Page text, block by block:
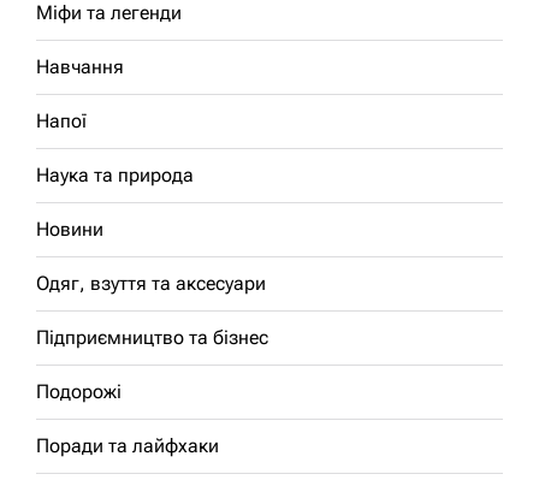
Міфи та легенди
Навчання
Напої
Наука та природа
Новини
Одяг, взуття та аксесуари
Підприємництво та бізнес
Подорожі
Поради та лайфхаки